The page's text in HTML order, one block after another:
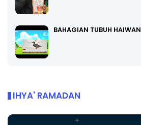
BAHAGIAN TUBUH HAIWAN
IHYA' RAMADAN